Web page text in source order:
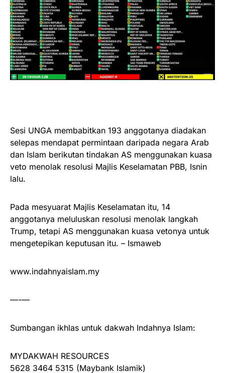
Sesi UNGA membabitkan 193 anggotanya diadakan
selepas mendapat permintaan daripada negara Arab
dan Islam berikutan tindakan AS menggunakan kuasa
veto menolak resolusi Majlis Keselamatan PBB, Isnin
lalu.
Pada mesyuarat Majlis Keselamatan itu, 14
anggotanya meluluskan resolusi menolak langkah
Trump, tetapi AS menggunakan kuasa vetonya untuk
mengetepikan keputusan itu. – Ismaweb
www.indahnyaislam.my
—-—
Sumbangan ikhlas untuk dakwah Indahnya Islam:
MYDAKWAH RESOURCES
5628 3464 5315 (Maybank Islamik)